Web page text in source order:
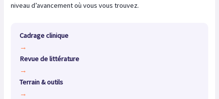
niveau d’avancement où vous vous trouvez.
Cadrage clinique
→
Revue de littérature
→
Terrain & outils
→